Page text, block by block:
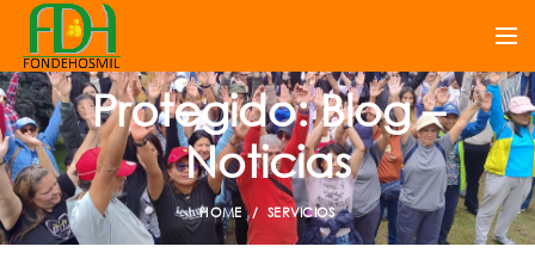
Protegido: Blog –
Noticias
HOME SERVICIOS